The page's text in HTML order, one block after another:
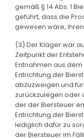
gemäß § 14 Abs. 1
geführt, dass die
gewesen wäre,
(3) Der Kläger war
Zeitpunkt der
Entnahmen aus
Entrichtung der
abzuzweigen und
zurückzulegen oder
der der Biersteuer
Entrichtung der
lediglich dafür zu
der Biersteuer im